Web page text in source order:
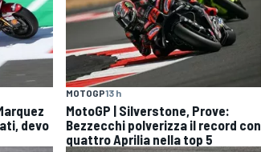
devo
MOTOGP13 h
MotoGP | Silverstone, Prove:
Bezzecchi polverizza il record con
quattro Aprilia nella top 5